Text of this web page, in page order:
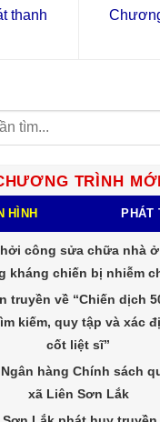
thanh
TRÌNH MỚI
HÌNH PHÁT
công sửa chữa nhà
kháng chiến bị nhiễm
truyền về “Chiến dịch
kiếm, quy tập và xác
cốt liệt sĩ”
hàng Chính sách
xã Liên Sơn Lắk